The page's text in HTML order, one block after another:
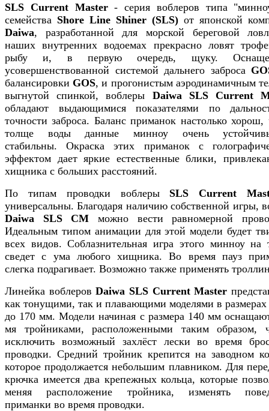
SLS Current Master- серия воблеров типа
семейства Shore Line Shiner (SLS) от японской
Daiwa, разработанной для морской береговой
наших внутренних водоемах прекрасно ловят
рыбу и, в первую очередь, щуку.
усовершенствованной системой дальнего заброса
балансировки GOS, и прогонистым аэродинамичным
выгнутой спинкой, воблеры Daiwa SLS Current
обладают выдающимися показателями по
точности заброса. Баланс приманок настолько хорош,
толще воды данные минноу очень
стабильны. Окраска этих приманок с
эффектом дает яркие естественные блики,
хищника с больших расстояний.
По типам проводки воблеры SLS Current
универсальны. Благодаря наличию собственной игры,
Daiwa SLS CM можно вести равномерной
Идеальным типом анимации для этой модели будет
всех видов. Соблазнительная игра этого минноу на
сведет с ума любого хищника. Во время пауз
слегка подрагивает. Возможно также применять
Линейка воблеровDaiwa SLS Current Master
как тонущими, так и плавающими моделями в размерах
до 170 мм. Модели начиная с размера 140 мм
мя тройниками, расположенными таким образом,
исключить возможный захлёст лески во время
проводки. Средний тройник крепится на заводном
которое продолжается небольшим плавником. Для
крючка имеется два крепежных кольца, которые
меняя расположение тройника, изменять
приманки во время проводки.